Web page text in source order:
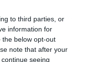
to third parties, or
information for
the below opt-out
note that after your
seeing